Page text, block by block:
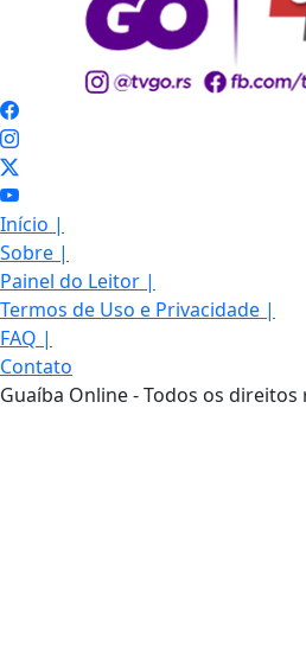
Início |
Sobre |
Painel do Leitor |
Termos de Uso e Privacidade |
FAQ |
Contato
Guaíba Online - Todos os direitos